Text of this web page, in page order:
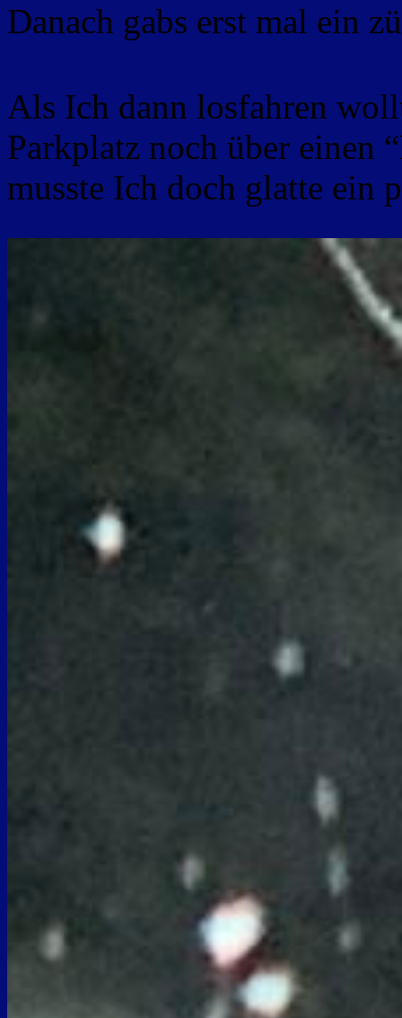
Danach gabs erst mal ein
Als Ich dann losfahren
Parkplatz noch über einen
musste Ich doch glatte ein